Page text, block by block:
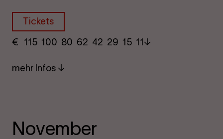
Tickets
€ ​ 115 100 80​ 62 42 29​ 15 11
mehr Infos
November